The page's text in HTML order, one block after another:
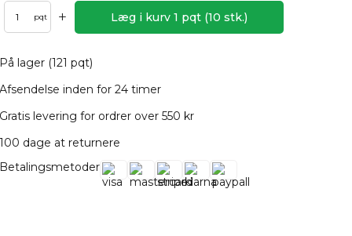
pqt + Læg i kurv 1 pqt (10 stk.)
På lager (121 pqt)
Afsendelse inden for 24 timer
Gratis levering for ordrer over 550 kr
100 dage at returnere
Betalingsmetoder